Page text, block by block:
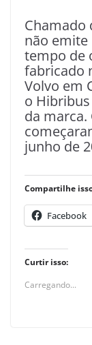
Chamado
não emite
tempo de
fabricado
Volvo em
o
da
junho de
Compartilhe
Facebook
Curtir isso:
Carregando...